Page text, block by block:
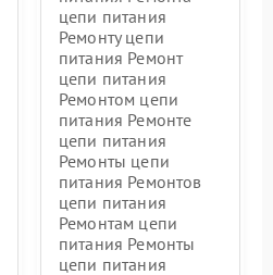
цепи питания
Ремонту цепи
питания Ремонт
цепи питания
Ремонтом цепи
питания Ремонте
цепи питания
Ремонты цепи
питания Ремонтов
цепи питания
Ремонтам цепи
питания Ремонты
цепи питания